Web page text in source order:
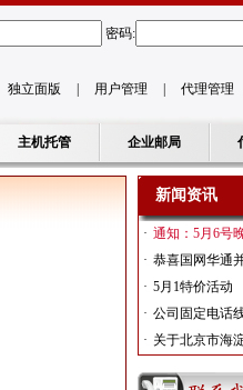
密码:
独立面版 用户管理 代理管理
主机托管 企业邮局
新闻资讯
· 通知：5月6号
· 恭喜国网华通
· 5月1特价活动
· 公司固定电话
· 关于北京市海